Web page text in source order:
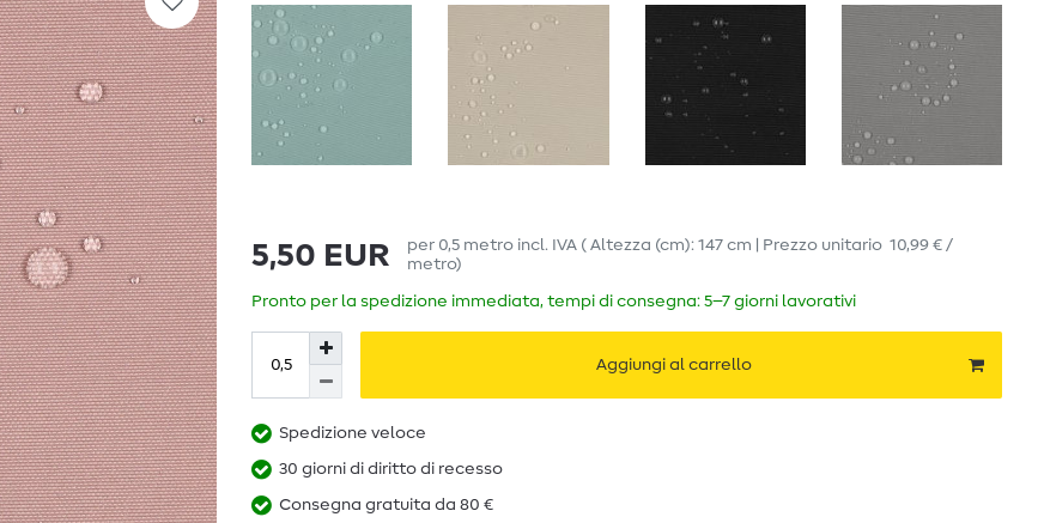
5,50 EUR per 0,5 metro incl. IVA ( Altezza (cm): 147 cm | Prezzo unitario 10,99 € /
metro)
Pronto per la spedizione immediata, tempi di consegna: 5–7 giorni lavorativi
Aggiungi al carrello
Spedizione veloce
30 giorni di diritto di recesso
Consegna gratuita da 80 €